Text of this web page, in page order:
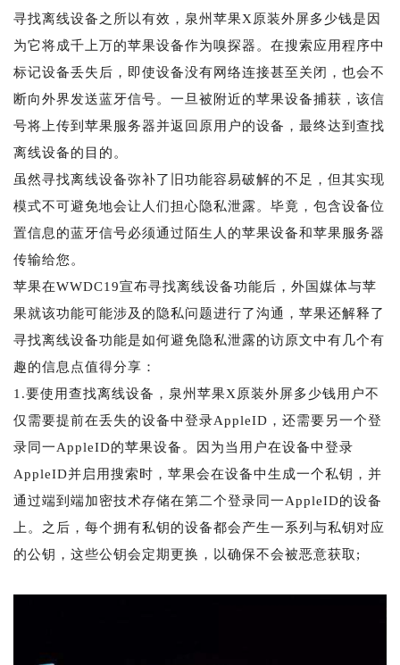
寻找离线设备之所以有效，泉州苹果X原装外屏多少钱是因
为它将成千上万的苹果设备作为嗅探器。在搜索应用程序中
标记设备丢失后，即使设备没有网络连接甚至关闭，也会不
断向外界发送蓝牙信号。一旦被附近的苹果设备捕获，该信
号将上传到苹果服务器并返回原用户的设备，最终达到查找
离线设备的目的。
虽然寻找离线设备弥补了旧功能容易破解的不足，但其实现
模式不可避免地会让人们担心隐私泄露。毕竟，包含设备位
置信息的蓝牙信号必须通过陌生人的苹果设备和苹果服务器
传输给您。
苹果在WWDC19宣布寻找离线设备功能后，外国媒体与苹
果就该功能可能涉及的隐私问题进行了沟通，苹果还解释了
寻找离线设备功能是如何避免隐私泄露的访原文中有几个有
趣的信息点值得分享：
1.要使用查找离线设备，泉州苹果X原装外屏多少钱用户不
仅需要提前在丢失的设备中登录AppleID，还需要另一个登
录同一AppleID的苹果设备。因为当用户在设备中登录
AppleID并启用搜索时，苹果会在设备中生成一个私钥，并
通过端到端加密技术存储在第二个登录同一AppleID的设备
上。之后，每个拥有私钥的设备都会产生一系列与私钥对应
的公钥，这些公钥会定期更换，以确保不会被恶意获取;